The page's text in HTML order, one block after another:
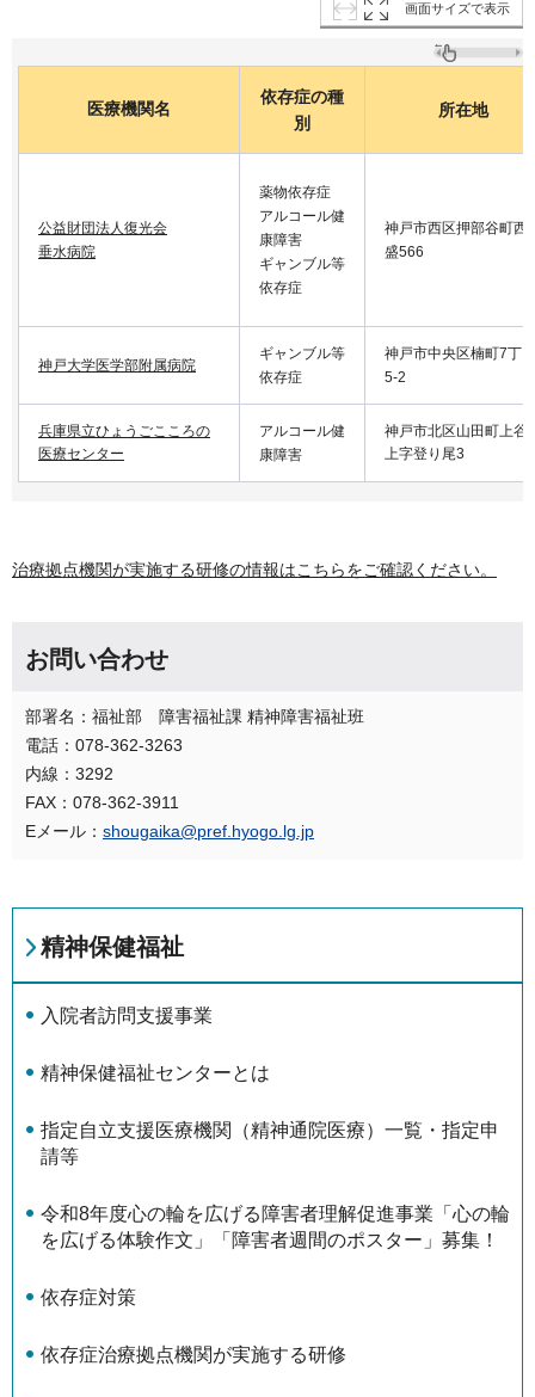
画面サイズで表示
医療機関名
依存症の種
別
所在地
公益財団法人復光会
垂水病院
薬物依存症
アルコール健
康障害
ギャンブル等
依存症
神戸市西区押部谷町西
盛566
神戸大学医学部附属病院
ギャンブル等
依存症
神戸市中央区楠町7丁目
5-2
兵庫県立ひょうごこころの
医療センター
アルコール健
康障害
神戸市北区山田町上谷
上字登り尾3
治療拠点機関が実施する研修の情報はこちらをご確認ください。
お問い合わせ
部署名：福祉部 障害福祉課 精神障害福祉班
電話：078-362-3263
内線：3292
FAX：078-362-3911
Eメール： shougaika@pref.hyogo.lg.jp
精神保健福祉
入院者訪問支援事業
精神保健福祉センターとは
指定自立支援医療機関（精神通院医療）一覧・指定申
請等
令和8年度心の輪を広げる障害者理解促進事業「心の輪
を広げる体験作文」「障害者週間のポスター」募集！
依存症対策
依存症治療拠点機関が実施する研修